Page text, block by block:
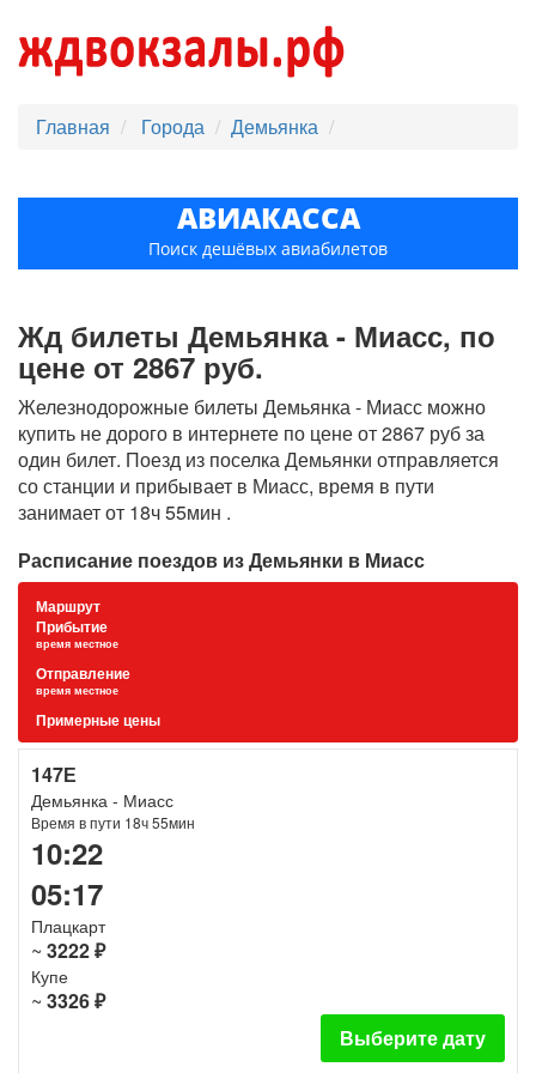
Главная Города Демьянка
АВИАКАССА
Поиск дешёвых авиабилетов
Жд билеты Демьянка - Миасс, по
цене от 2867 руб.
Железнодорожные билеты Демьянка - Миасс можно
купить не дорого в интернете по цене от 2867 руб за
один билет. Поезд из поселка Демьянки отправляется
со станции и прибывает в Миасс, время в пути
занимает от 18ч 55мин .
Расписание поездов из Демьянки в Миасс
Маршрут
Прибытие
время местное
Отправление
время местное
Примерные цены
147Е
Демьянка - Миасс
Время в пути 18ч 55мин
10:22
05:17
Плацкарт
~ 3222 ₽
Купе
~ 3326 ₽
Выберите дату